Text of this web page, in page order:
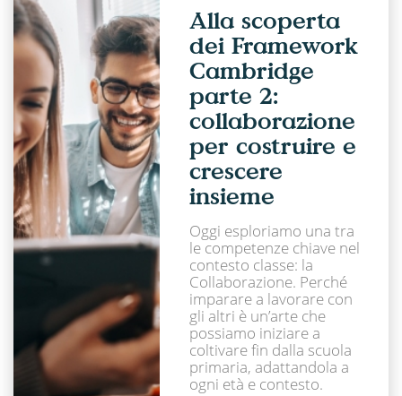
Alla scoperta
dei Framework
Cambridge
parte 2:
collaborazione
per costruire e
crescere
insieme
Oggi esploriamo una tra
le competenze chiave nel
contesto classe: la
Collaborazione. Perché
imparare a lavorare con
gli altri è un’arte che
possiamo iniziare a
coltivare fin dalla scuola
primaria, adattandola a
ogni età e contesto.